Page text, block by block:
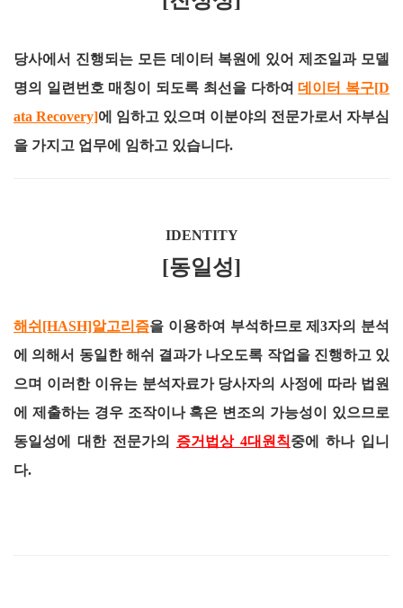
당사에서 진행되는 모든 데이터 복원에 있어 제조일과 모델
명의 일련번호 매칭이 되도록 최선을 다하여데이터 복구[D
ata Recovery]에 임하고 있으며 이분야의 전문가로서 자부심
을 가지고 업무에 임하고 있습니다.
IDENTITY
[동일성]
해쉬[HASH]알고리즘을 이용하여 부석하므로 제3자의 분석
에 의해서 동일한 해쉬 결과가 나오도록 작업을 진행하고 있
으며 이러한 이유는 분석자료가 당사자의 사정에 따라 법원
에 제출하는 경우 조작이나 혹은 변조의 가능성이 있으므로
동일성에 대한 전문가의 증거법상 4대원칙중에 하나 입니
다.